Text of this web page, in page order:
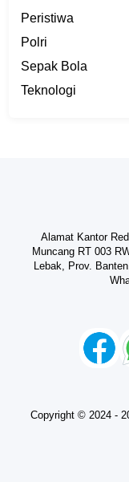
Peristiwa
Polri
Sepak Bola
Teknologi
Alamat Kantor
Muncang RT 003
Lebak, Prov.
Copyright © 2024 -